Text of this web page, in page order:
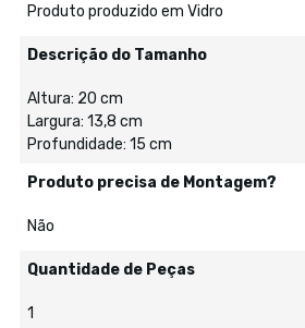
Produto produzido em Vidro
Descrição do Tamanho
Altura: 20 cm
Largura: 13,8 cm
Profundidade: 15 cm
Produto precisa de Montagem?
Não
Quantidade de Peças
1